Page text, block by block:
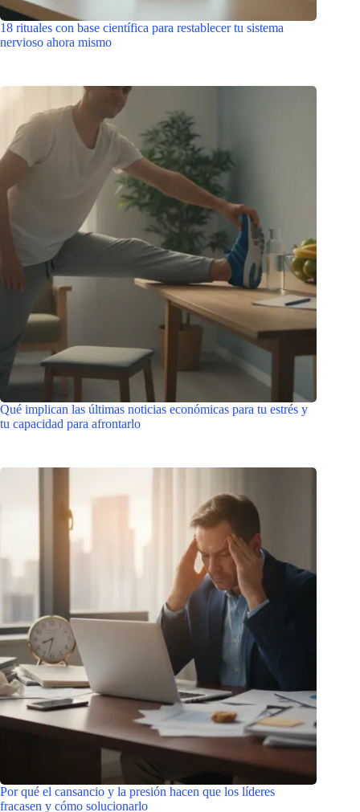
18 rituales con base científica para restablecer tu sistema
nervioso ahora mismo
Qué implican las últimas noticias económicas para tu estrés y
tu capacidad para afrontarlo
Por qué el cansancio y la presión hacen que los líderes
fracasen y cómo solucionarlo